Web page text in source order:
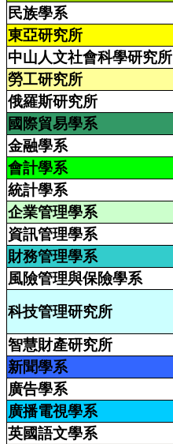
民族學系
東亞研究所
中山人文社會科學研究所
勞工研究所
俄羅斯研究所
國際貿易學系
金融學系
會計學系
統計學系
企業管理學系
資訊管理學系
財務管理學系
風險管理與保險學系
科技管理研究所
智慧財產研究所
新聞學系
廣告學系
廣播電視學系
英國語文學系